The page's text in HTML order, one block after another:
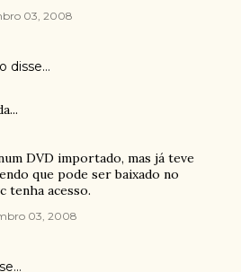
03, 2008
disse…
DVD importado, mas já teve
que pode ser baixado no
tenha acesso.
03, 2008